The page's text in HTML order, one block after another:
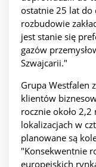
ostatnie 25 lat do
rozbudowie
jest stanie się
gazów
Szwajcarii."
Grupa Westfalen
klientów
rocznie około
lokalizacjach w
planowane są
"Konsekwentnie
europejskich